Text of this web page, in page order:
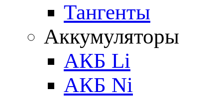
Тангенты
Аккумуляторы
АКБ Li
АКБ Ni